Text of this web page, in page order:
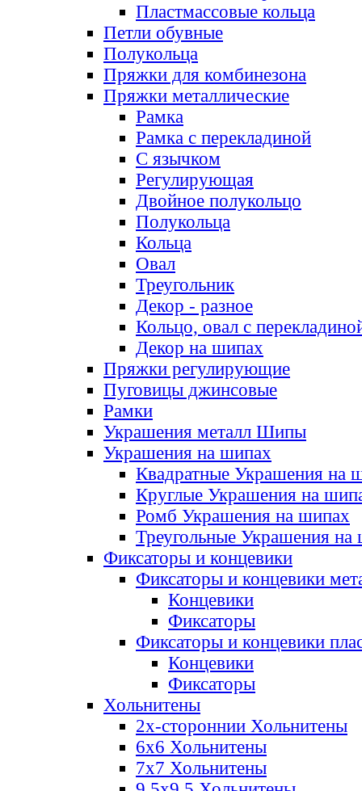
Пластмассовые кольца
Петли обувные
Полукольца
Пряжки для комбинезона
Пряжки металлические
Рамка
Рамка с перекладиной
С язычком
Регулирующая
Двойное полукольцо
Полукольца
Кольца
Овал
Треугольник
Декор - разное
Кольцо, овал с
Декор на шипах
Пряжки регулирующие
Пуговицы джинсовые
Рамки
Украшения металл Шипы
Украшения на шипах
Квадратные Украшения на
Круглые Украшения на
Ромб Украшения на шипах
Треугольные Украшения на
Фиксаторы и концевики
Фиксаторы и концевики
Концевики
Фиксаторы
Фиксаторы и концевики
Концевики
Фиксаторы
Хольнитены
2х-стороннии Хольнитены
6х6 Хольнитены
7х7 Хольнитены